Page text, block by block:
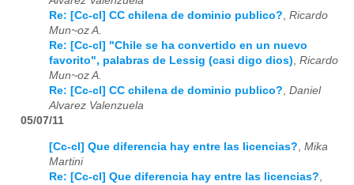
Re: [Cc-cl] CC chilena de dominio publico?, Ricardo
Mun~oz A.
Re: [Cc-cl] "Chile se ha convertido en un nuevo
favorito", palabras de Lessig (casi digo dios), Ricardo
Mun~oz A.
Re: [Cc-cl] CC chilena de dominio publico?, Daniel
Alvarez Valenzuela
05/07/11
[Cc-cl] Que diferencia hay entre las licencias?, Mika
Martini
Re: [Cc-cl] Que diferencia hay entre las licencias?,